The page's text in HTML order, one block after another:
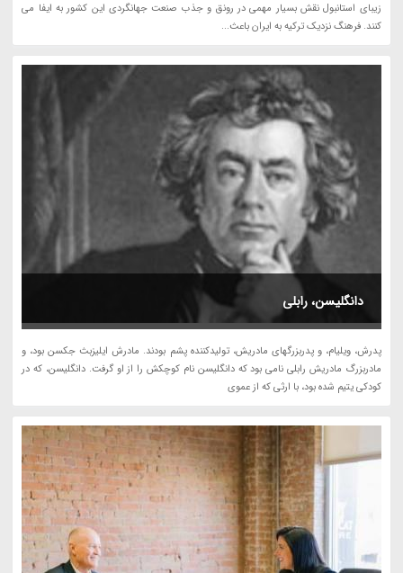
زیبای استانبول نقش بسیار مهمی در رونق و جذب صنعت جهانگردی این کشور به ایفا می
کنند. فرهنگ نزدیک ترکیه به ایران باعث...
دانگلیسن، رابلی
پدرش، ویلیام، و پدربزرگهای مادریش، تولیدکننده پشم بودند. مادرش ایلیزبث جکسن بود، و
مادربزرگ مادریش رابلی نامی بود که دانگلیسن نام کوچکش را از او گرفت. دانگلیسن، که در
کودکی یتیم شده بود، با ارثی که از عموی